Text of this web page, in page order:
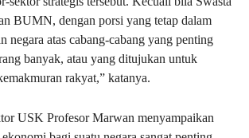
BUMN, dengan porsi yang tetap dalam
negara atas cabang-cabang yang penting
banyak, atau yang ditujukan untuk
rakyat,” katanya.
USK Profesor Marwan menyampaikan